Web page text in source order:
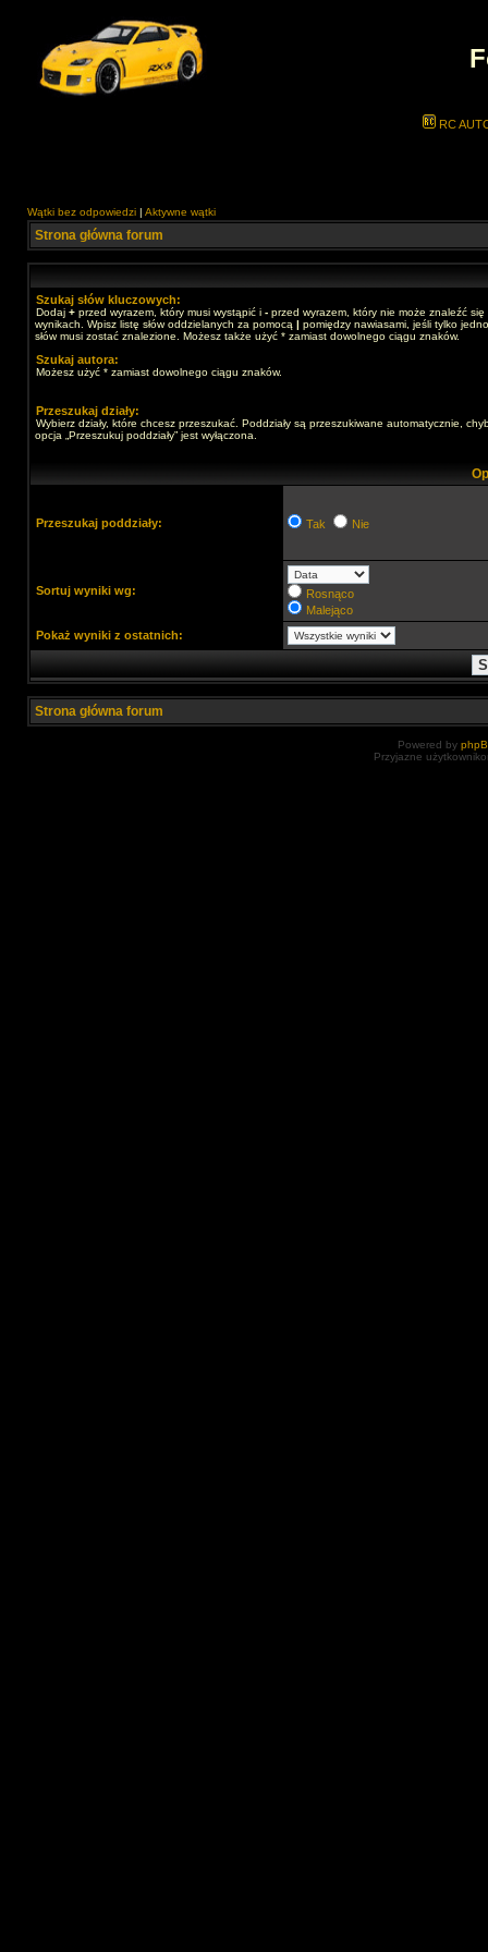
RC
Wątki bez odpowiedzi | Aktywne wątki
Strona główna forum
Szukaj słów kluczowych:
Dodaj + przed wyrazem, który musi wystąpić i - przed wyrazem, który nie może znaleźć się
wynikach. Wpisz listę słów oddzielanych za pomocą | pomiędzy nawiasami, jeśli tylko
słów musi zostać znalezione. Możesz także użyć * zamiast dowolnego ciągu znaków.
Szukaj autora:
Możesz użyć * zamiast dowolnego ciągu znaków.
Przeszukaj działy:
Wybierz działy, które chcesz przeszukać. Poddziały są przeszukiwane automatycznie,
opcja „Przeszukuj poddziały” jest wyłączona.
Przeszukaj poddziały: Tak Nie
Sortuj wyniki wg:
Rosnąco
Malejąco
Pokaż wyniki z ostatnich:
Strona główna forum
Powered by
Przyjazne